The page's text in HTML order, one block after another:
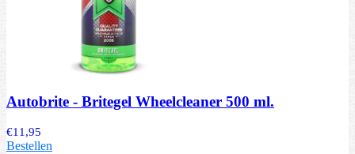
Autobrite - Britegel Wheelcleaner 500 ml.
€11,95
Bestellen